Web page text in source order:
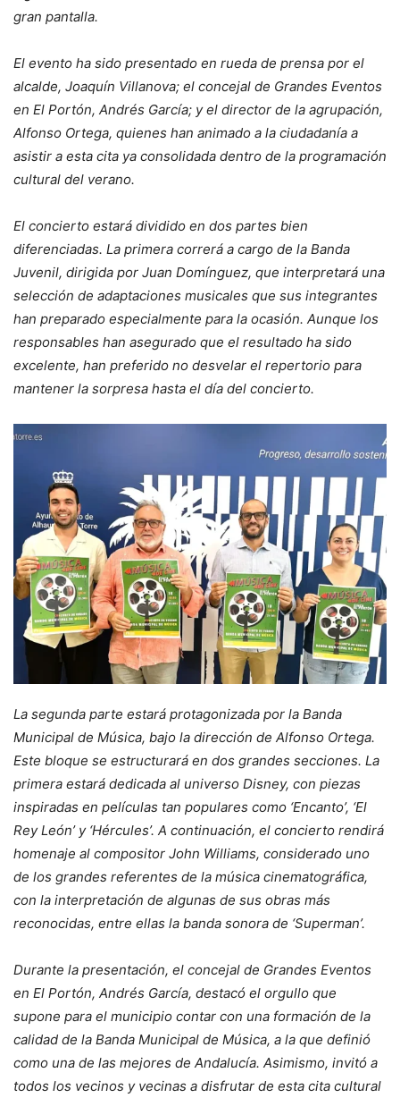
gran pantalla.
El evento ha sido presentado en rueda de prensa por el
alcalde, Joaquín Villanova; el concejal de Grandes Eventos
en El Portón, Andrés García; y el director de la agrupación,
Alfonso Ortega, quienes han animado a la ciudadanía a
asistir a esta cita ya consolidada dentro de la programación
cultural del verano.
El concierto estará dividido en dos partes bien
diferenciadas. La primera correrá a cargo de la Banda
Juvenil, dirigida por Juan Domínguez, que interpretará una
selección de adaptaciones musicales que sus integrantes
han preparado especialmente para la ocasión. Aunque los
responsables han asegurado que el resultado ha sido
excelente, han preferido no desvelar el repertorio para
mantener la sorpresa hasta el día del concierto.
La segunda parte estará protagonizada por la Banda
Municipal de Música, bajo la dirección de Alfonso Ortega.
Este bloque se estructurará en dos grandes secciones. La
primera estará dedicada al universo Disney, con piezas
inspiradas en películas tan populares como ‘Encanto’, ‘El
Rey León’ y ‘Hércules’. A continuación, el concierto rendirá
homenaje al compositor John Williams, considerado uno
de los grandes referentes de la música cinematográfica,
con la interpretación de algunas de sus obras más
reconocidas, entre ellas la banda sonora de ‘Superman’.
Durante la presentación, el concejal de Grandes Eventos
en El Portón, Andrés García, destacó el orgullo que
supone para el municipio contar con una formación de la
calidad de la Banda Municipal de Música, a la que definió
como una de las mejores de Andalucía. Asimismo, invitó a
todos los vecinos y vecinas a disfrutar de esta cita cultural